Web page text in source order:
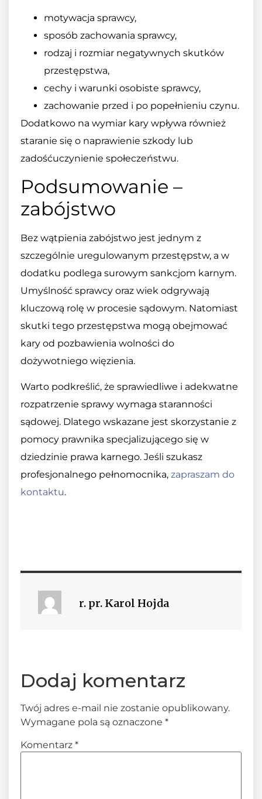
motywacja sprawcy,
sposób zachowania sprawcy,
rodzaj i rozmiar negatywnych skutków
przestępstwa,
cechy i warunki osobiste sprawcy,
zachowanie przed i po popełnieniu czynu.
Dodatkowo na wymiar kary wpływa również
staranie się o naprawienie szkody lub
zadośćuczynienie społeczeństwu.
Podsumowanie –
zabójstwo
Bez wątpienia zabójstwo jest jednym z
szczególnie uregulowanym przestępstw, a w
dodatku podlega surowym sankcjom karnym.
Umyślność sprawcy oraz wiek odgrywają
kluczową rolę w procesie sądowym. Natomiast
skutki tego przestępstwa mogą obejmować
kary od pozbawienia wolności do
dożywotniego więzienia.
Warto podkreślić, że sprawiedliwe i adekwatne
rozpatrzenie sprawy wymaga staranności
sądowej. Dlatego wskazane jest skorzystanie z
pomocy prawnika specjalizującego się w
dziedzinie prawa karnego. Jeśli szukasz
profesjonalnego pełnomocnika, zapraszam do
kontaktu.
r. pr. Karol Hojda
Dodaj komentarz
Twój adres e-mail nie zostanie opublikowany.
Wymagane pola są oznaczone *
Komentarz *